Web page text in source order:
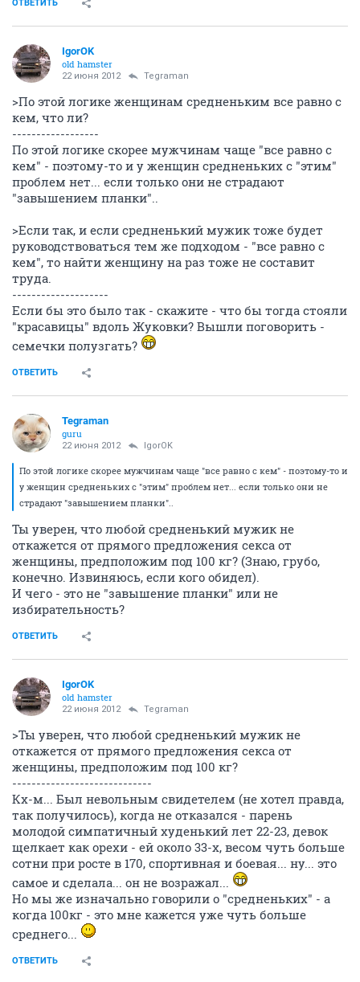
ОТВЕТИТЬ
IgorOK
old hamster
22 июня 2012 Tegraman
>По этой логике женщинам средненьким все равно с
кем, что ли?
------------------
По этой логике скорее мужчинам чаще "все равно с
кем" - поэтому-то и у женщин средненьких с "этим"
проблем нет... если только они не страдают
"завышением планки"..
>Если так, и если средненький мужик тоже будет
руководствоваться тем же подходом - "все равно с
кем", то найти женщину на раз тоже не составит
труда.
--------------------
Если бы это было так - скажите - что бы тогда стояли
"красавицы" вдоль Жуковки? Вышли поговорить -
семечки полузгать?
ОТВЕТИТЬ
Tegraman
guru
22 июня 2012 IgorOK
По этой логике скорее мужчинам чаще "все равно с кем" - поэтому-то и
у женщин средненьких с "этим" проблем нет... если только они не
страдают "завышением планки"..
Ты уверен, что любой средненький мужик не
откажется от прямого предложения секса от
женщины, предположим под 100 кг? (Знаю, грубо,
конечно. Извиняюсь, если кого обидел).
И чего - это не "завышение планки" или не
избирательность?
ОТВЕТИТЬ
IgorOK
old hamster
22 июня 2012 Tegraman
>Ты уверен, что любой средненький мужик не
откажется от прямого предложения секса от
женщины, предположим под 100 кг?
-----------------------------
Кх-м... Был невольным свидетелем (не хотел правда,
так получилось), когда не отказался - парень
молодой симпатичный худенький лет 22-23, девок
щелкает как орехи - ей около 33-х, весом чуть больше
сотни при росте в 170, спортивная и боевая... ну... это
самое и сделала... он не возражал...
Но мы же изначально говорили о "средненьких" - а
когда 100кг - это мне кажется уже чуть больше
среднего...
ОТВЕТИТЬ